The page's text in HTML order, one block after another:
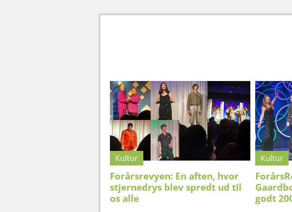
Kultur
Forårsrevyen: En aften, hvor
stjernedrys blev spredt ud til
os alle
Kultur
godt